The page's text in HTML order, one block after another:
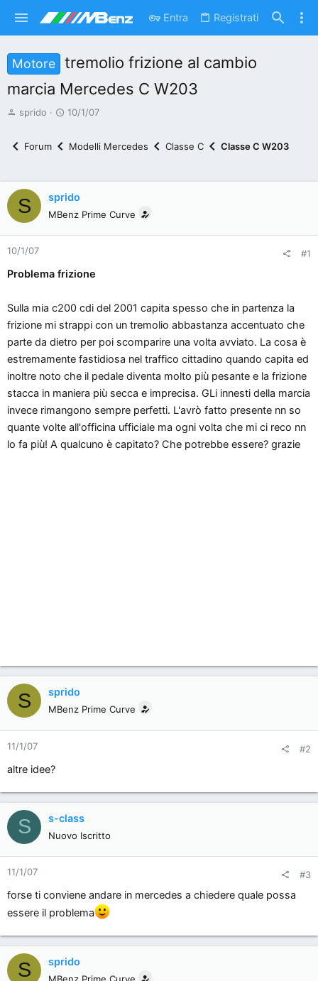
Entra Registrati
Motore
tremolio frizione al cambio
marcia Mercedes C W203
A
e
d
i
s
c
i
o
n
e
sprido
D
t
n
i
i
10/1/07
Forum Modelli Mercedes Classe C Classe C W203
S sprido
MBenz Prime Curve
10/1/07 #1
Problema frizione
Sulla mia c200 cdi del 2001 capita spesso che in partenza la
frizione mi strappi con un tremolio abbastanza accentuato che
parte da dietro per poi scomparire una volta avviato. La cosa è
estremamente fastidiosa nel traffico cittadino quando capita ed
inoltre noto che il pedale diventa molto più pesante e la frizione
stacca in maniera più secca e imprecisa. GLi innesti della marcia
invece rimangono sempre perfetti. L'avrò fatto presente nn so
quante volte all'officina ufficiale ma ogni volta che mi ci reco nn
lo fa più! A qualcuno è capitato? Che potrebbe essere? grazie
S sprido
MBenz Prime Curve
11/1/07 #2
altre idee?
S s-class
Nuovo Iscritto
11/1/07 #3
forse ti conviene andare in mercedes a chiedere quale possa
essere il problema
S sprido
MBenz Prime Curve